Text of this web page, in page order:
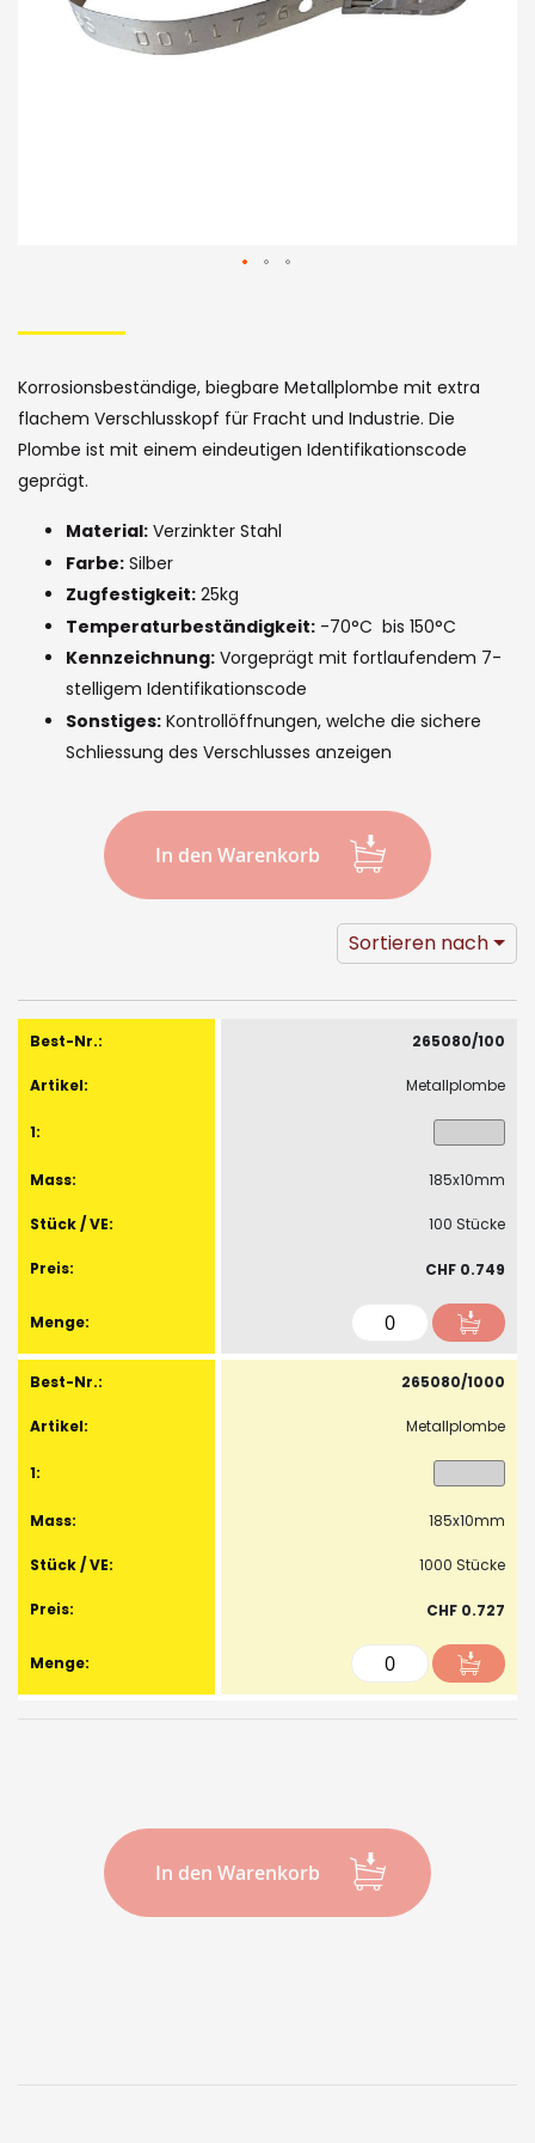
to
the
beginning
of
the
images
gallery
Korrosionsbeständige, biegbare Metallplombe mit extra
flachem Verschlusskopf für Fracht und Industrie. Die
Plombe ist mit einem eindeutigen Identifikationscode
geprägt.
Material: Verzinkter Stahl
Farbe: Silber
Zugfestigkeit: 25kg
Temperaturbeständigkeit: -70°C bis 150°C
Kennzeichnung: Vorgeprägt mit fortlaufendem 7-
stelligem Identifikationscode
Sonstiges: Kontrollöffnungen, welche die sichere
Schliessung des Verschlusses anzeigen
In den Warenkorb
Sortieren nach
Produkte
Artikel
265080/100
Metallplombe
185x10mm
100 Stücke
CHF 0.749
265080/1000
Metallplombe
185x10mm
1000 Stücke
CHF 0.727
In den Warenkorb